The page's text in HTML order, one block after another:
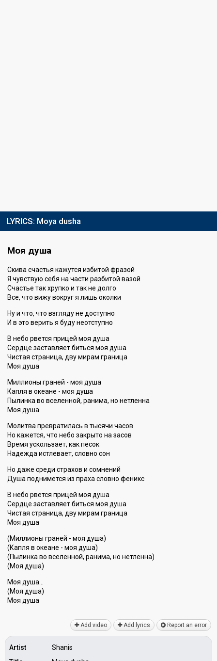
LYRICS: Moya dusha
Моя душа
Скива счастья кажутся избитой фразой
Я чувствую себя на части разбитой вазой
Счастье так хрупко и так не долго
Все, что вижу вокруг я лишь околки
Ну и что, что взгляду не доступно
И в это верить я буду неотступно
В небо рвется прицей моя душа
Сердце заставляет биться моя душа
Чистая страница, дву мирам граница
Моя душа
Миллионы граней - моя душа
Капля в океане - моя душа
Пылинка во вселенной, ранима, но нетленна
Моя душа
Молитва превратилась в тысячи часов
Но кажется, что небо закрыто на засов
Время ускользает, как песок
Надежда истлевает, словно сон
Но даже среди страхов и сомнений
Душа поднимется из праха словно феникс
В небо рвется прицей моя душа
Сердце заставляет биться моя душа
Чистая страница, дву мирам граница
Моя душа
(Миллионы граней - моя душа)
(Капля в океане - моя душа)
(Пылинка во вселенной, ранима, но нетленна)
(Моя душа)
Моя душа…
(Моя душа)
Моя душа
Add video Add lyrics Report an error
Artist
Shanis